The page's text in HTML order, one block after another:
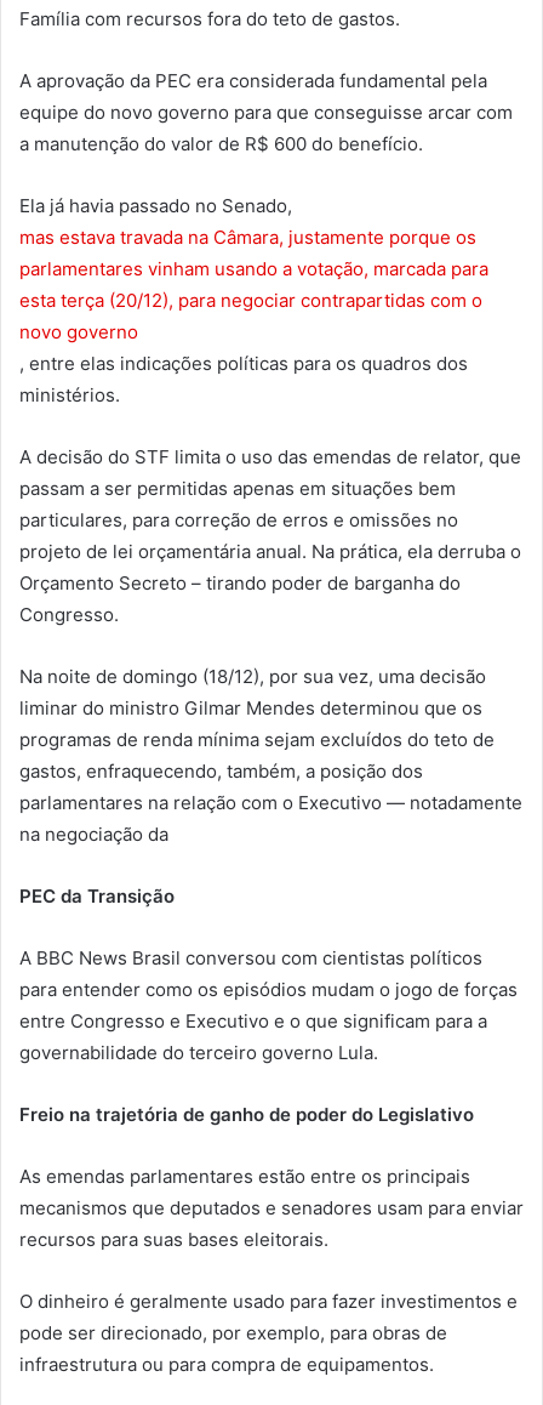
Família com recursos fora do teto de gastos.
A aprovação da PEC era considerada fundamental pela
equipe do novo governo para que conseguisse arcar com
a manutenção do valor de R$ 600 do benefício.
Ela já havia passado no Senado,
mas estava travada na Câmara, justamente porque os
parlamentares vinham usando a votação, marcada para
esta terça (20/12), para negociar contrapartidas com o
novo governo
, entre elas indicações políticas para os quadros dos
ministérios.
A decisão do STF limita o uso das emendas de relator, que
passam a ser permitidas apenas em situações bem
particulares, para correção de erros e omissões no
projeto de lei orçamentária anual. Na prática, ela derruba o
Orçamento Secreto – tirando poder de barganha do
Congresso.
Na noite de domingo (18/12), por sua vez, uma decisão
liminar do ministro Gilmar Mendes determinou que os
programas de renda mínima sejam excluídos do teto de
gastos, enfraquecendo, também, a posição dos
parlamentares na relação com o Executivo — notadamente
na negociação da
PEC da Transição
A BBC News Brasil conversou com cientistas políticos
para entender como os episódios mudam o jogo de forças
entre Congresso e Executivo e o que significam para a
governabilidade do terceiro governo Lula.
Freio na trajetória de ganho de poder do Legislativo
As emendas parlamentares estão entre os principais
mecanismos que deputados e senadores usam para enviar
recursos para suas bases eleitorais.
O dinheiro é geralmente usado para fazer investimentos e
pode ser direcionado, por exemplo, para obras de
infraestrutura ou para compra de equipamentos.